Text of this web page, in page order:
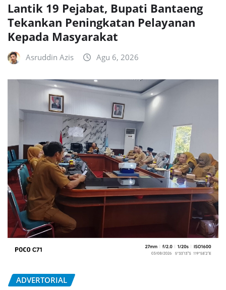
Lantik 19 Pejabat, Bupati Bantaeng
Tekankan Peningkatan Pelayanan
Kepada Masyarakat
Asruddin Azis Agu 6, 2026
ADVERTORIAL